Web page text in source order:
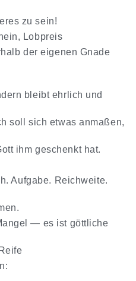
zu sein!
Lobpreis
der eigenen Gnade
bleibt ehrlich und
soll sich etwas anmaßen,
ihm geschenkt hat.
Aufgabe. Reichweite.
— es ist göttliche